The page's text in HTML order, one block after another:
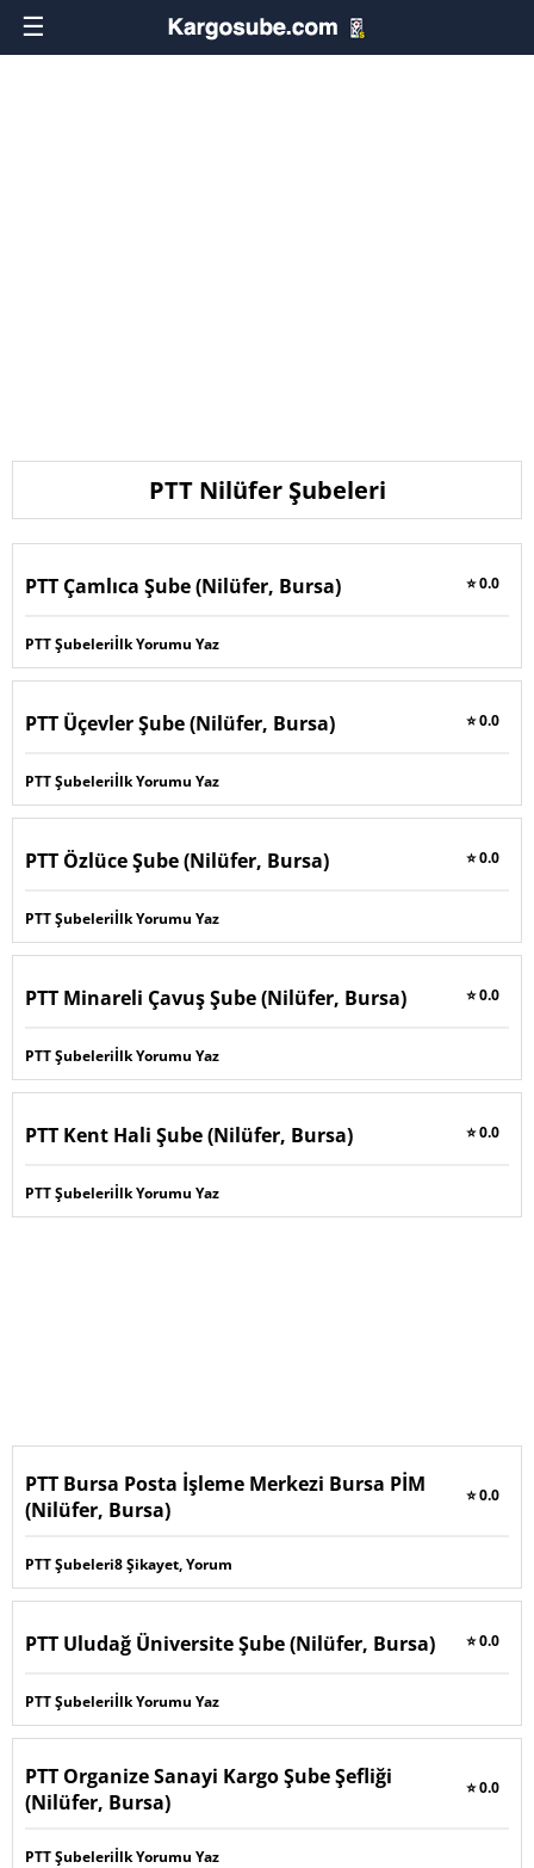
☰
PTT Nilüfer Şubeleri
PTT Çamlıca Şube (Nilüfer, Bursa) ⭐ 0.0
PTT Şubeleriİlk Yorumu Yaz
PTT Üçevler Şube (Nilüfer, Bursa) ⭐ 0.0
PTT Şubeleriİlk Yorumu Yaz
PTT Özlüce Şube (Nilüfer, Bursa) ⭐ 0.0
PTT Şubeleriİlk Yorumu Yaz
PTT Minareli Çavuş Şube (Nilüfer, Bursa) ⭐ 0.0
PTT Şubeleriİlk Yorumu Yaz
PTT Kent Hali Şube (Nilüfer, Bursa) ⭐ 0.0
PTT Şubeleriİlk Yorumu Yaz
PTT Bursa Posta İşleme Merkezi Bursa PİM
(Nilüfer, Bursa)
⭐ 0.0
PTT Şubeleri8 Şikayet, Yorum
PTT Uludağ Üniversite Şube (Nilüfer, Bursa) ⭐ 0.0
PTT Şubeleriİlk Yorumu Yaz
PTT Organize Sanayi Kargo Şube Şefliği
(Nilüfer, Bursa)
⭐ 0.0
PTT Şubeleriİlk Yorumu Yaz